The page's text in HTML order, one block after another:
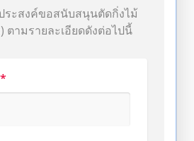
ระสงค์ขอสนับสนุนตัดกิ่งไม้
ามรายละเอียดดังต่อไปนี้
*